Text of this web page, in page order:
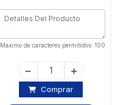
Maximo de caracteres permitidos: 100
Comprar